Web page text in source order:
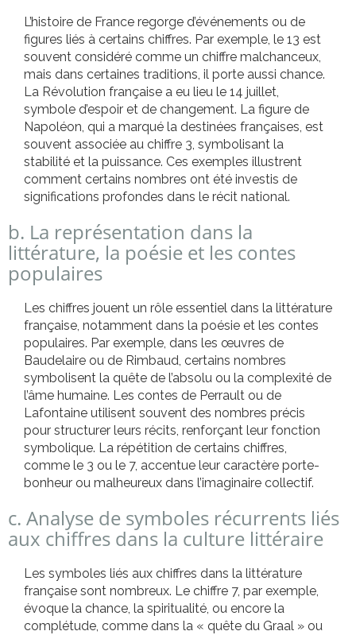
L’histoire de France regorge d’événements ou de
figures liés à certains chiffres. Par exemple, le 13 est
souvent considéré comme un chiffre malchanceux,
mais dans certaines traditions, il porte aussi chance.
La Révolution française a eu lieu le 14 juillet,
symbole d’espoir et de changement. La figure de
Napoléon, qui a marqué la destinées françaises, est
souvent associée au chiffre 3, symbolisant la
stabilité et la puissance. Ces exemples illustrent
comment certains nombres ont été investis de
significations profondes dans le récit national.
b. La représentation dans la
littérature, la poésie et les contes
populaires
Les chiffres jouent un rôle essentiel dans la littérature
française, notamment dans la poésie et les contes
populaires. Par exemple, dans les œuvres de
Baudelaire ou de Rimbaud, certains nombres
symbolisent la quête de l’absolu ou la complexité de
l’âme humaine. Les contes de Perrault ou de
Lafontaine utilisent souvent des nombres précis
pour structurer leurs récits, renforçant leur fonction
symbolique. La répétition de certains chiffres,
comme le 3 ou le 7, accentue leur caractère porte-
bonheur ou malheureux dans l’imaginaire collectif.
c. Analyse de symboles récurrents liés
aux chiffres dans la culture littéraire
Les symboles liés aux chiffres dans la littérature
française sont nombreux. Le chiffre 7, par exemple,
évoque la chance, la spiritualité, ou encore la
complétude, comme dans la « quête du Graal » ou